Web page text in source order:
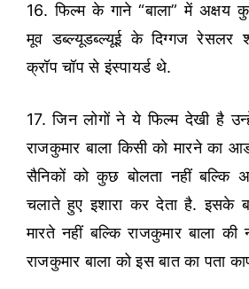
16. फिल्म के गाने “बाला” में अक्षय
मूव डब्ल्यूडब्ल्यूई के दिग्गज रेसलर
क्रॉप चॉप से इंस्पायर्ड थे.
17. जिन लोगों ने ये फिल्म देखी है
राजकुमार बाला किसी को मारने का
सैनिकों को कुछ बोलता नहीं बल्कि
चलाते हुए इशारा कर देता है. इसके
मारते नहीं बल्कि राजकुमार बाला
राजकुमार बाला को इस बात का पता